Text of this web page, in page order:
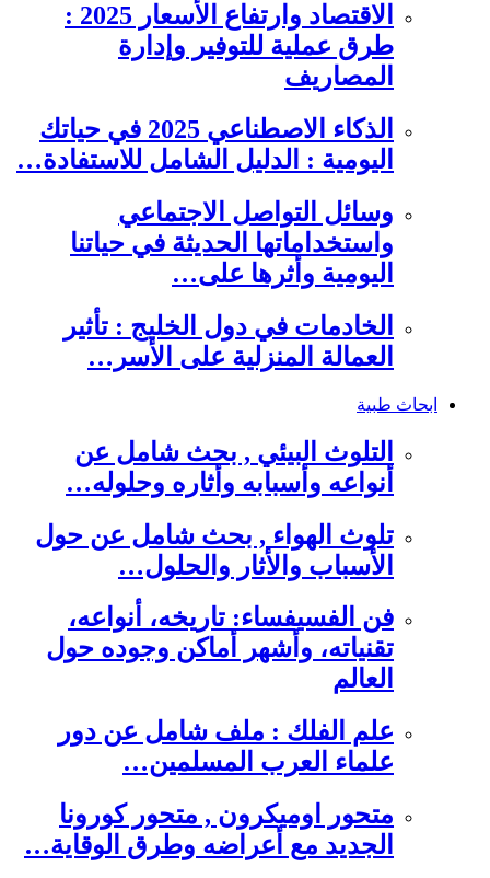
الاقتصاد وارتفاع الأسعار 2025 :
طرق عملية للتوفير وإدارة
المصاريف
الذكاء الاصطناعي 2025 في حياتك
اليومية : الدليل الشامل للاستفادة…
وسائل التواصل الاجتماعي
واستخداماتها الحديثة في حياتنا
اليومية وأثرها على…
الخادمات في دول الخليج : تأثير
العمالة المنزلية على الأسر…
ابحاث طبية
التلوث البيئي , بحث شامل عن
أنواعه وأسبابه وأثاره وحلوله…
تلوث الهواء , بحث شامل عن حول
الأسباب والأثار والحلول…
فن الفسيفساء: تاريخه، أنواعه،
تقنياته، وأشهر أماكن وجوده حول
العالم
علم الفلك : ملف شامل عن دور
علماء العرب المسلمين…
متحور اوميكرون , متحور كورونا
الجديد مع أعراضه وطرق الوقاية…